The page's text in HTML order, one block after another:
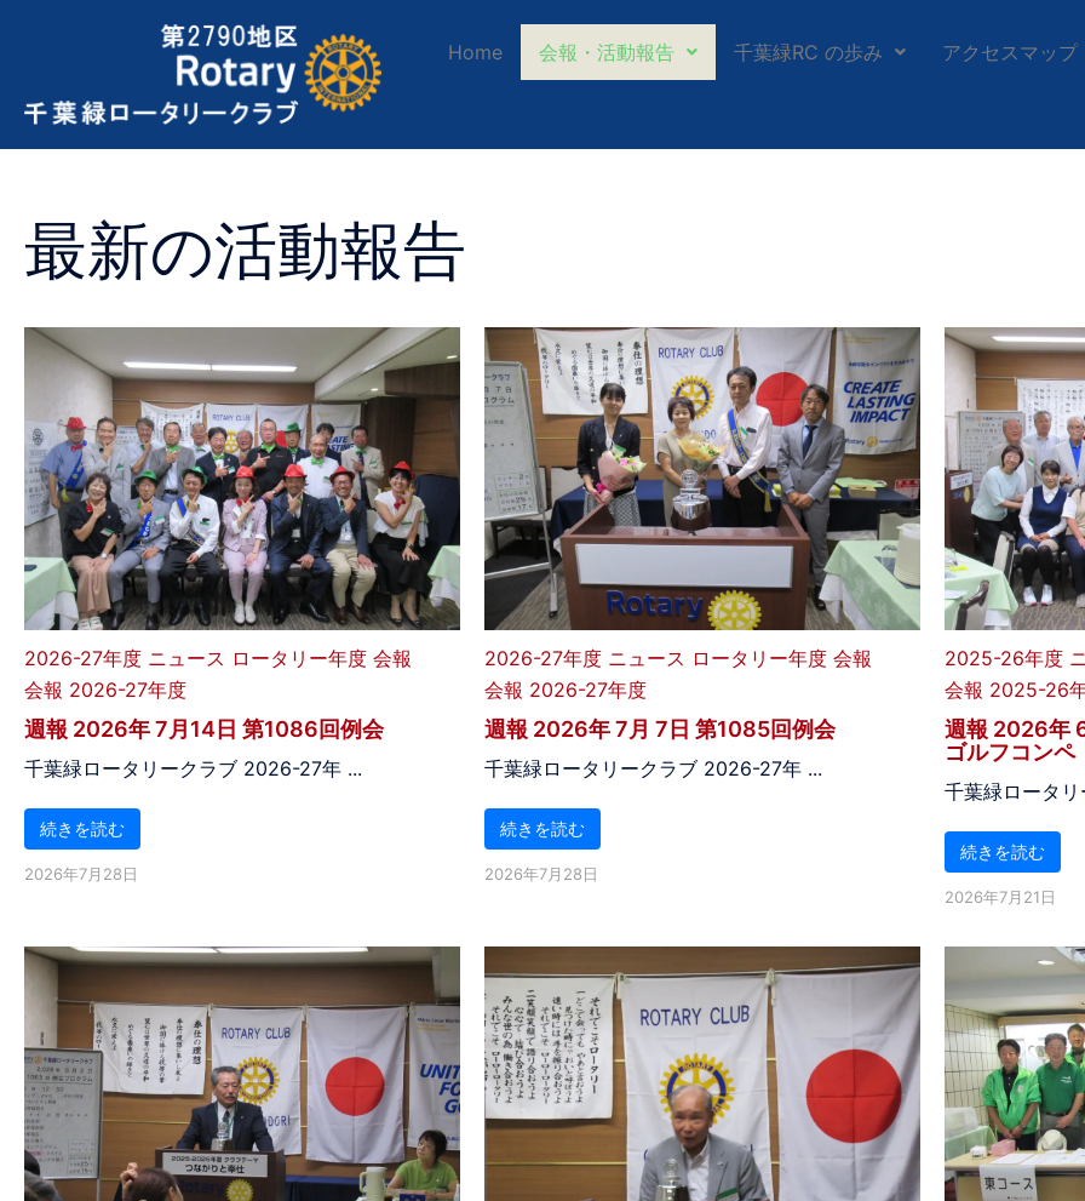
Home 会報・活動報告 千葉緑RC の歩み アクセスマップ
最新の活動報告
2026-27年度 ニュース ロータリー年度 会報
会報 2026-27年度
週報 2026年 7月14日 第1086回例会
千葉緑ロータリークラブ 2026-27年 ...
続きを読む
2026年7月28日
2026-27年度 ニュース ロータリー年度 会報
会報 2026-27年度
週報 2026年 7月 7日 第1085回例会
千葉緑ロータリークラブ 2026-27年 ...
続きを読む
2026年7月28日
2025-26年度
会報 2025-26
週報 2026年
ゴルフコンペ
千葉緑ロータ
続きを読む
2026年7月21日